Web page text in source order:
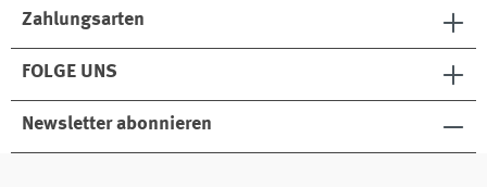
Zahlungsarten
FOLGE UNS
Newsletter abonnieren